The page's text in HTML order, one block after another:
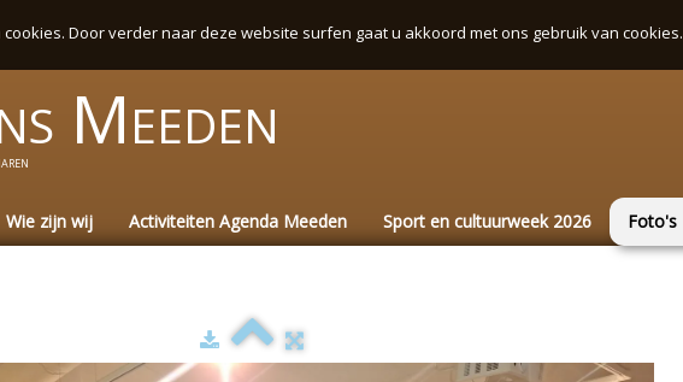
Door verder naar deze website surfen gaat u akkoord met ons gebruik van cookies.
Meeden
Wie zijn wij Activiteiten Agenda Meeden Sport en cultuurweek 2026 Foto's